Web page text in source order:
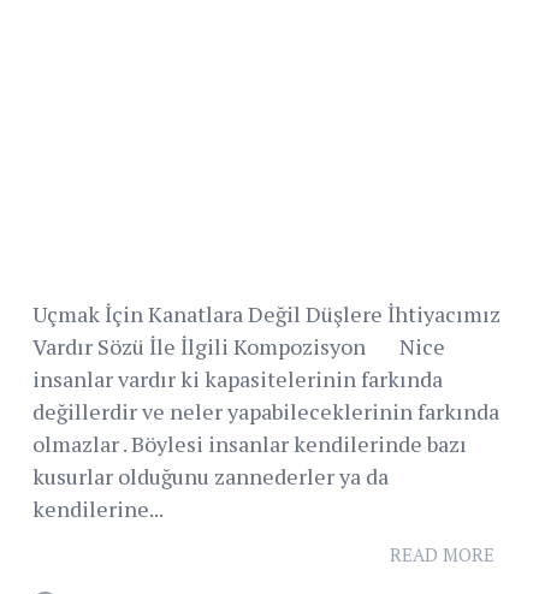
Uçmak İçin Kanatlara Değil Düşlere İhtiyacımız
Vardır Sözü İle İlgili Kompozisyon Nice
insanlar vardır ki kapasitelerinin farkında
değillerdir ve neler yapabileceklerinin farkında
olmazlar . Böylesi insanlar kendilerinde bazı
kusurlar olduğunu zannederler ya da
kendilerine...
READ MORE